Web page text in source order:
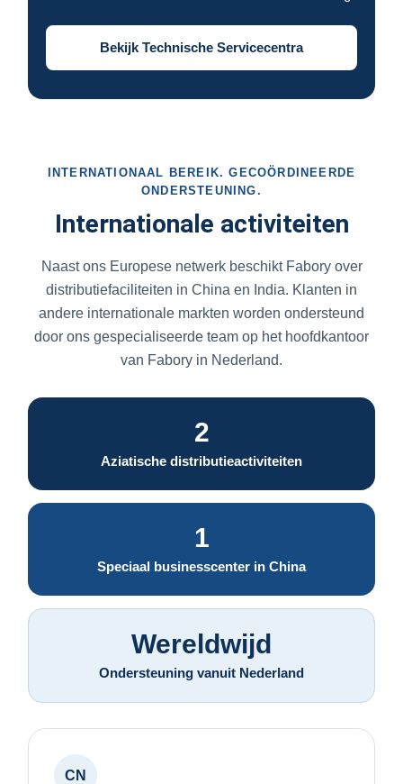
Bekijk Technische Servicecentra
INTERNATIONAAL BEREIK. GECOÖRDINEERDE
ONDERSTEUNING.
Internationale activiteiten
Naast ons Europese netwerk beschikt Fabory over
distributiefaciliteiten in China en India. Klanten in
andere internationale markten worden ondersteund
door ons gespecialiseerde team op het hoofdkantoor
van Fabory in Nederland.
2
Aziatische distributieactiviteiten
1
Speciaal businesscenter in China
Wereldwijd
Ondersteuning vanuit Nederland
CN